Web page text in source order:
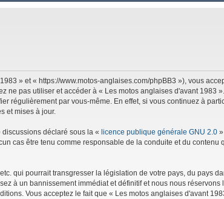
» et « https://www.motos-anglaises.com/phpBB3 »), vous
ne pas utiliser et accéder à « Les motos anglaises d'avant 1983
régulièrement par vous-même. En effet, si vous continuez à
et mises à jour.
déclaré sous la « licence publique générale GNU 2.0
cas être tenu comme responsable de la conduite et du contenu
qui pourrait transgresser la législation de votre pays, du pays
à un bannissement immédiat et définitif et nous nous réservons
Vous acceptez le fait que « Les motos anglaises d'avant